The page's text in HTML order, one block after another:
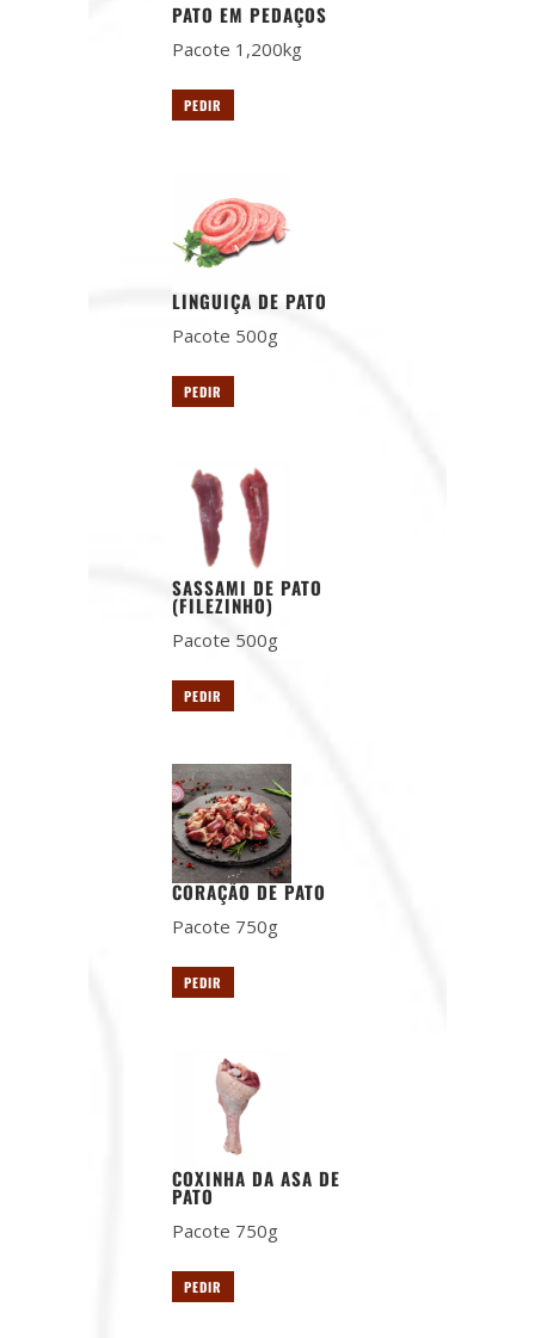
PATO EM PEDAÇOS
Pacote 1,200kg
PEDIR
LINGUIÇA DE PATO
Pacote 500g
PEDIR
SASSAMI DE PATO
(FILEZINHO)
Pacote 500g
PEDIR
CORAÇÃO DE PATO
Pacote 750g
PEDIR
COXINHA DA ASA DE
PATO
Pacote 750g
PEDIR